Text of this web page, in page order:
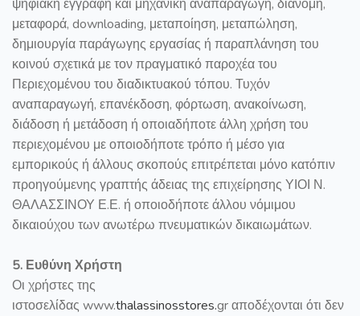
ψηφιακή εγγραφή και μηχανική αναπαραγωγή, διανομή,
μεταφορά, downloading, μεταποίηση, μεταπώληση,
δημιουργία παράγωγης εργασίας ή παραπλάνηση του
κοινού σχετικά με τον πραγματικό παροχέα του
Περιεχομένου του διαδικτυακού τόπου. Τυχόν
αναπαραγωγή, επανέκδοση, φόρτωση, ανακοίνωση,
διάδοση ή μετάδοση ή οποιαδήποτε άλλη χρήση του
περιεχομένου με οποιοδήποτε τρόπο ή μέσο για
εμπορικούς ή άλλους σκοπούς επιτρέπεται μόνο κατόπιν
προηγούμενης γραπτής άδειας της επιχείρησης ΥΙΟΙ Ν.
ΘΑΛΑΣΣΙΝΟΥ Ε.Ε. ή οποιοδήποτε άλλου νόμιμου
δικαιούχου των ανωτέρω πνευματικών δικαιωμάτων.
5. Ευθύνη Χρήστη
Οι χρήστες της
ιστοσελίδας www.thalassinosstores.gr αποδέχονται ότι δεν